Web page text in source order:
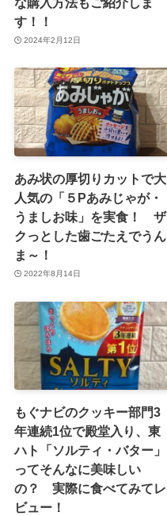
す！！
2024年2月12日
あみ状の厚切りカットで大
人気の「５Pあみじゃが・
うましお味」を実食！ ザ
クっとした歯ごたえでうん
ま～！
2022年8月14日
もぐナビのクッキー部門3
年連続1位で殿堂入り、東
ハト「ソルティ・バター」
ってそんなに美味しい
の？ 実際に食べてみてレ
ビュー！